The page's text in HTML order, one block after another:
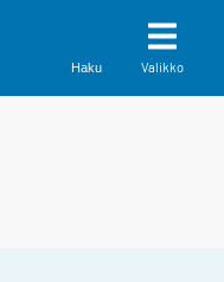
Haku Valikko